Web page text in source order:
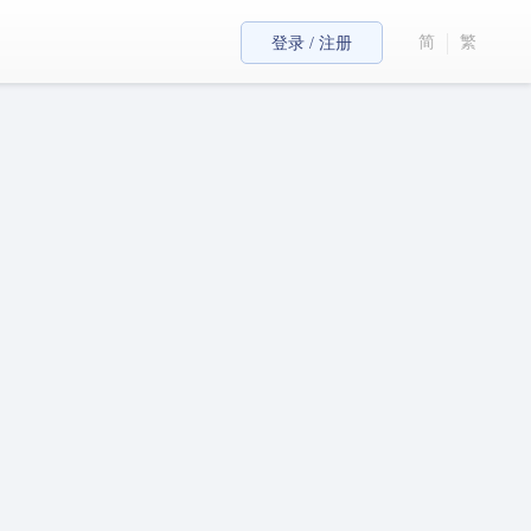
登录 / 注册 简 繁